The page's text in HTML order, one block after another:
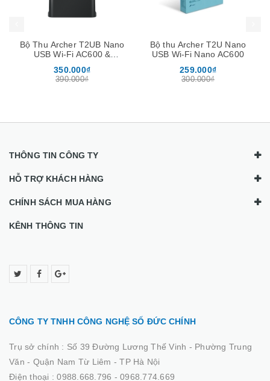
Bộ Thu Archer T2UB Nano
USB Wi-Fi AC600 &
350.000₫
390.000₫
Bộ thu Archer T2U Nano
USB Wi-Fi Nano AC600
259.000₫
300.000₫
THÔNG TIN CÔNG TY
HỖ TRỢ KHÁCH HÀNG
CHÍNH SÁCH MUA HÀNG
KÊNH THÔNG TIN
CÔNG TY TNHH CÔNG NGHỆ SỐ ĐỨC CHÍNH
Trụ sở chính : Số 39 Đường Lương Thế Vinh - Phường Trung
Văn - Quận Nam Từ Liêm - TP Hà Nội
Điện thoại :0988.668.796 - 0968.774.669